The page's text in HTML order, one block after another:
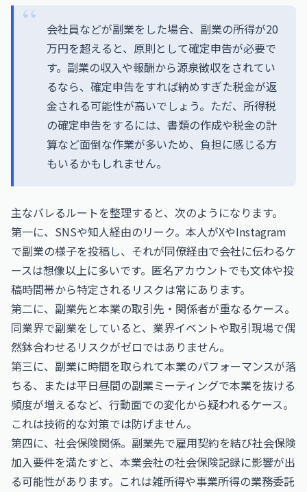
会社員などが副業をした場合、副業の所得が20
万円を超えると、原則として確定申告が必要で
す。副業の収入や報酬から源泉徴収をされてい
るなら、確定申告をすれば納めすぎた税金が返
金される可能性が高いでしょう。ただ、所得税
の確定申告をするには、書類の作成や税金の計
算など面倒な作業が多いため、負担に感じる方
もいるかもしれません。
主なバレるルートを整理すると、次のようになります。
第一に、SNSや知人経由のリーク。本人がXやInstagram
で副業の様子を投稿し、それが同僚経由で会社に伝わるケ
ースは想像以上に多いです。匿名アカウントでも文体や投
稿時間帯から特定されるリスクは常にあります。
第二に、副業先と本業の取引先・関係者が重なるケース。
同業界で副業をしていると、業界イベントや取引現場で偶
然鉢合わせるリスクがゼロではありません。
第三に、副業に時間を取られて本業のパフォーマンスが落
ちる、または平日昼間の副業ミーティングで本業を抜ける
頻度が増えるなど、行動面での変化から疑われるケース。
これは技術的な対策では防げません。
第四に、社会保険関係。副業先で雇用契約を結び社会保険
加入要件を満たすと、本業会社の社会保険記録に影響が出
る可能性があります。これは雑所得や事業所得の業務委託